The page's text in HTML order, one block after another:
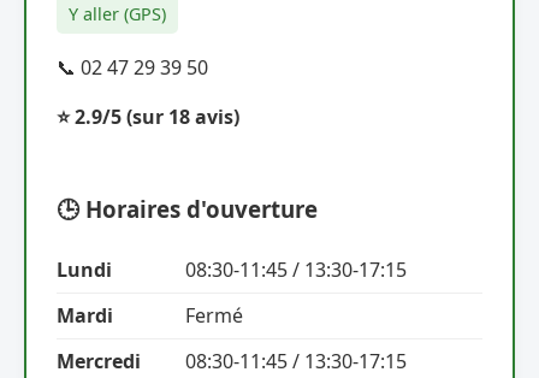
Y aller (GPS)
📞 02 47 29 39 50
⭐ 2.9/5(sur 18 avis)
🕒 Horaires d'ouverture
Lundi
08:30-11:45 / 13:30-17:15
Mardi
Fermé
Mercredi
08:30-11:45 / 13:30-17:15